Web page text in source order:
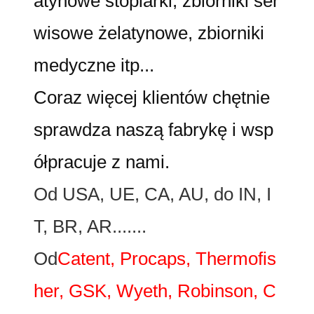
wisowe żelatynowe, zbiorniki
medyczne itp...
Coraz więcej klientów chętnie
sprawdza naszą fabrykę i wsp
ółpracuje z nami.
Od USA, UE, CA, AU, do IN, I
T, BR, AR.......
OdCatent, Procaps, Thermofis
her, GSK, Wyeth, Robinson, C